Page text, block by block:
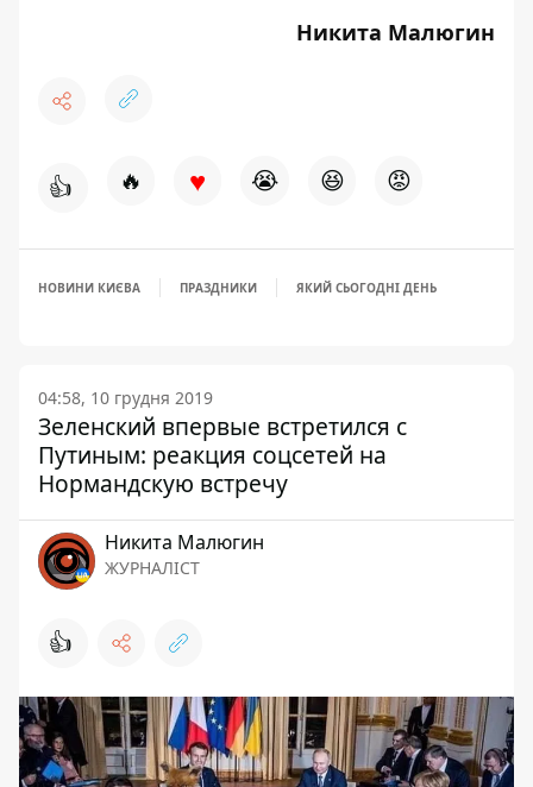
Никита Малюгин
👍 🔥 ♥ 😭 😆 😡
НОВИНИ КИЄВА ПРАЗДНИКИ ЯКИЙ СЬОГОДНІ ДЕНЬ
04:58, 10 грудня 2019
Зеленский впервые встретился с
Путиным: реакция соцсетей на
Нормандскую встречу
Никита Малюгин
ЖУРНАЛІСТ
👍